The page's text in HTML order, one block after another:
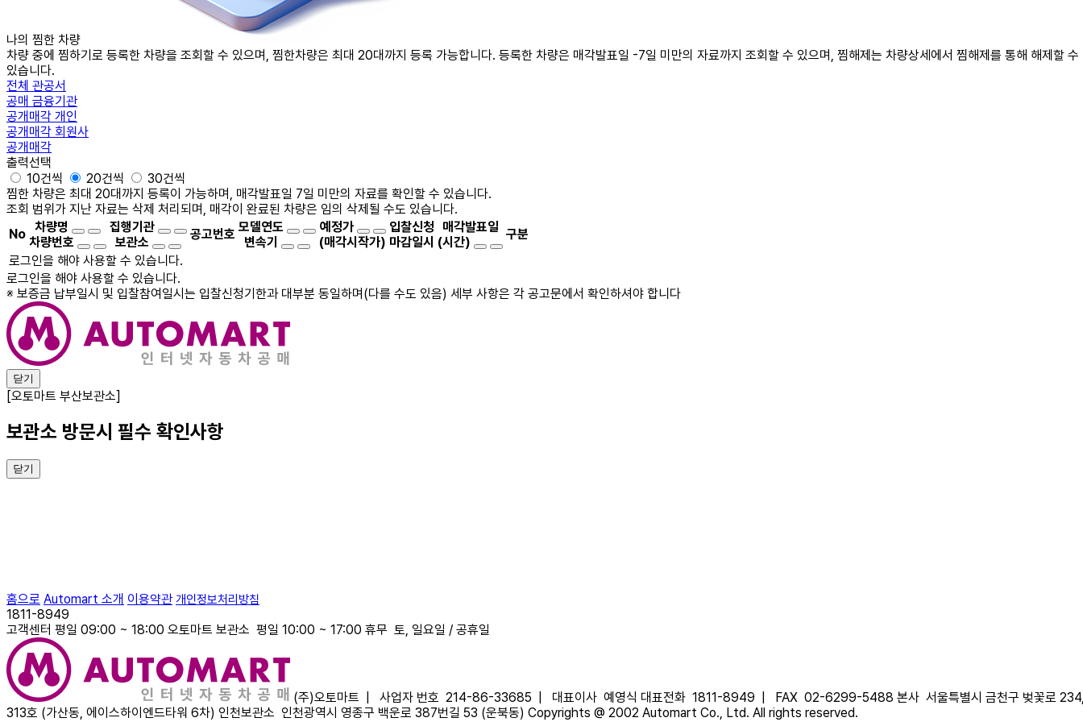
나의 찜한 차량
차량 중에 찜하기로 등록한 차량을 조회할 수 있으며, 찜한차량은 최대 20대까지 등록 가능합니다. 등록한 차량은 매각발표일 -7일 미만의 자료까지 조회할 수 있으며, 찜해제는 차량상세에서 찜해제를 통해 해제할 수
있습니다.
전체 관공서
공매 금융기관
공개매각 개인
공개매각 회원사
공개매각
출력선택
10건씩
20건씩
30건씩
찜한 차량은 최대 20대까지 등록이 가능하며, 매각발표일 7일 미만의 자료를 확인할 수 있습니다.
조회 범위가 지난 자료는 삭제 처리되며, 매각이 완료된 차량은 임의 삭제될 수도 있습니다.
No 차량명
차량번호
집행기관
보관소
공고번호 모델연도
변속기
예정가
(매각시작가)
입찰신청
마감일시
매각발표일
(시간)
구분
로그인을 해야 사용할 수 있습니다.
로그인을 해야 사용할 수 있습니다.
※ 보증금 납부일시 및 입찰참여일시는 입찰신청기한과 대부분 동일하며(다를 수도 있음) 세부 사항은 각 공고문에서 확인하셔야 합니다
닫기
[오토마트 부산보관소]
보관소 방문시 필수 확인사항
닫기
홈으로 Automart 소개 이용약관 개인정보처리방침
1811-8949
고객센터 평일 09:00 ~ 18:00 오토마트 보관소 평일 10:00 ~ 17:00 휴무 토, 일요일 / 공휴일
(주)오토마트 사업자 번호 214-86-33685 | 대표이사 예영식 대표전화 1811-8949 | FAX 02-6299-5488 본사 서울특별시 금천구 벚꽃로
313호 (가산동, 에이스하이엔드타워 6차) 인천보관소 인천광역시 영종구 백운로 387번길 53 (운북동) Copyrights @ 2002 Automart Co., Ltd. All rights reserved.